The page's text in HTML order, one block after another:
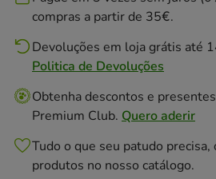
compras a partir de 35€.
Devoluções em loja grátis até
Politica de Devoluções
Obtenha descontos e
Premium Club. Quero aderir
Tudo o que seu patudo
produtos no nosso catálogo.